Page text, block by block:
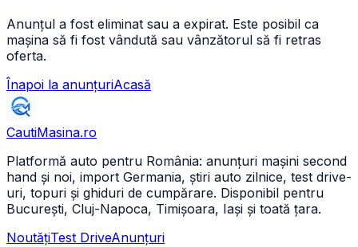
Anunțul a fost eliminat sau a expirat. Este posibil ca
mașina să fi fost vândută sau vânzătorul să fi retras
oferta.
Înapoi la anunțuriAcasă
CautiMasina.ro
Platformă auto pentru România: anunțuri mașini second
hand și noi, import Germania, știri auto zilnice, test drive-
uri, topuri și ghiduri de cumpărare. Disponibil pentru
București, Cluj-Napoca, Timișoara, Iași și toată țara.
NoutățiTest DriveAnunțuri